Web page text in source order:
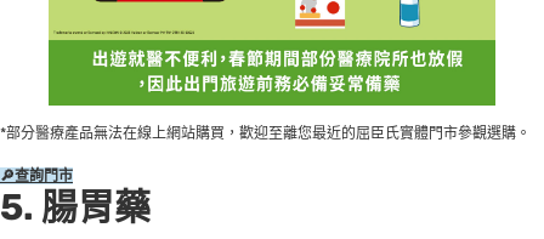
*部分醫療產品無法在線上網站購買，歡迎至離您最近的屈臣氏實體門市參觀選購。
🔎查詢門市
5. 腸胃藥